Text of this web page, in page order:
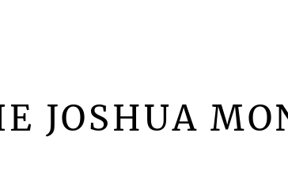
JOSHUA